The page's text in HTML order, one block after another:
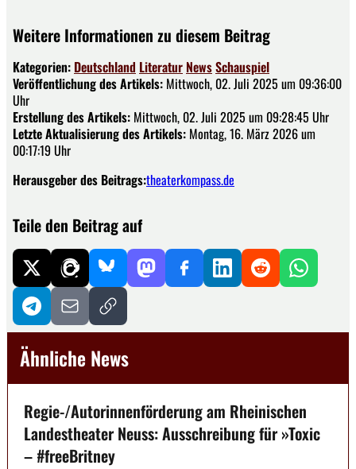
Weitere Informationen zu diesem Beitrag
Kategorien: Deutschland Literatur NewsSchauspiel
Veröffentlichung des Artikels: Mittwoch, 02. Juli 2025 um 09:36:00
Uhr
Erstellung des Artikels: Mittwoch, 02. Juli 2025 um 09:28:45 Uhr
Letzte Aktualisierung des Artikels: Montag, 16. März 2026 um
00:17:19 Uhr
Herausgeber des Beitrags:theaterkompass.de
Teile den Beitrag auf
Ähnliche News
Regie-/Autorinnenförderung am Rheinischen
Landestheater Neuss: Ausschreibung für »Toxic
– #freeBritney